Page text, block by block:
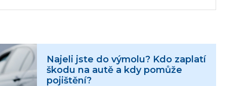
Najeli jste do výmolu? Kdo zaplatí
škodu na autě a kdy pomůže
pojištění?